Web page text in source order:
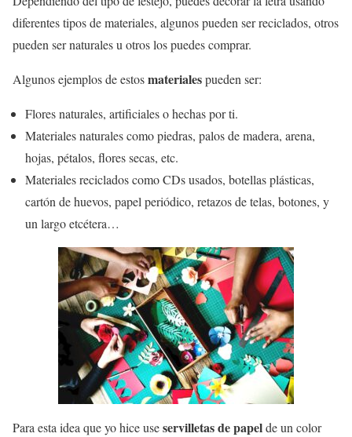
diferentes tipos de materiales, algunos pueden ser reciclados, otros
pueden ser naturales u otros los puedes comprar.
Algunos ejemplos de estosmaterialespueden ser:
Flores naturales, artificiales o hechas por ti.
Materiales naturales como piedras, palos de madera, arena,
hojas, pétalos, flores secas, etc.
Materiales reciclados como CDs usados, botellas plásticas,
cartón de huevos, papel periódico, retazos de telas, botones, y
un largo etcétera…
Para esta idea que yo hice useservilletas de papelde un color